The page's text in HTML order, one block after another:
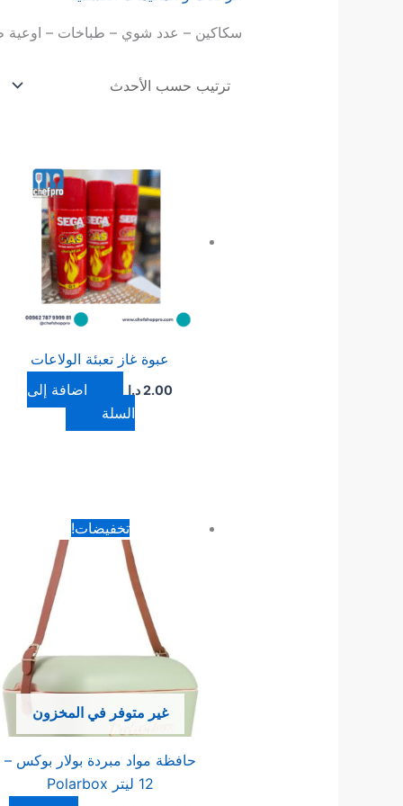
سكاكين – عدد شوي – طباخات – اوعية
عبوة غاز تعبئة الولاعات
2.00 د.ا
إضافة إلى
السلة
تخفيضات!
غير متوفر في المخزون
حافظة مواد مبردة بولار بوكس –
12 ليتر Polarbox
السعر
الأصلي
هو:
55.00 د.ا.
السعر
الحالي
هو:
32.00 د.ا.